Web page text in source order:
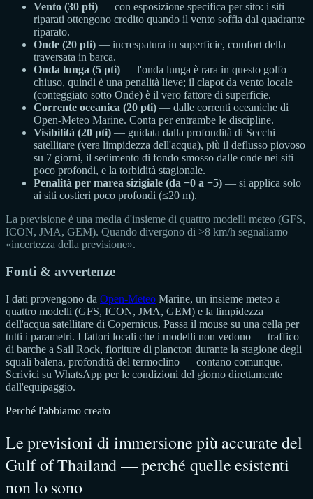
Vento (30 pti) — con esposizione specifica per sito: i siti
riparati ottengono credito quando il vento soffia dal quadrante
riparato.
Onde (20 pti) — increspatura in superficie, comfort della
traversata in barca.
Onda lunga (5 pti) — l'onda lunga è rara in questo golfo
chiuso, quindi è una penalità lieve; il clapot da vento locale
(conteggiato sotto Onde) è il vero fattore di superficie.
Corrente oceanica (20 pti) — dalle correnti oceaniche di
Open-Meteo Marine. Conta per entrambe le discipline.
Visibilità (20 pti) — guidata dalla profondità di Secchi
satellitare (vera limpidezza dell'acqua), più il deflusso piovoso
su 7 giorni, il sedimento di fondo smosso dalle onde nei siti
poco profondi, e la torbidità stagionale.
Penalità per marea sizigiale (da −0 a −5) — si applica solo
ai siti costieri poco profondi (≤20 m).
La previsione è una media d'insieme di quattro modelli meteo (GFS,
ICON, JMA, GEM). Quando divergono di >8 km/h segnaliamo
«incertezza della previsione».
Fonti & avvertenze
I dati provengono da Open-Meteo Marine, un insieme meteo a
quattro modelli (GFS, ICON, JMA, GEM) e la limpidezza
dell'acqua satellitare di Copernicus. Passa il mouse su una cella per
tutti i parametri. I fattori locali che i modelli non vedono — traffico
di barche a Sail Rock, fioriture di plancton durante la stagione degli
squali balena, profondità del termoclino — contano comunque.
Scrivici su WhatsApp per le condizioni del giorno direttamente
dall'equipaggio.
Perché l'abbiamo creato
Le previsioni di immersione più accurate del
Gulf of Thailand — perché quelle esistenti
non lo sono